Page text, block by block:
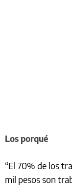
Los porqué
“El 70% de los
mil pesos son